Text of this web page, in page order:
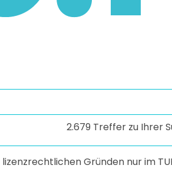
2.679 Treffer zu Ihrer
Gründen nur im